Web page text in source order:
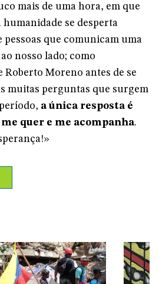
mais de uma hora, em que
humanidade se desperta
pessoas que comunicam uma
nosso lado; como
Roberto Moreno antes de se
muitas perguntas que surgem
a única resposta é
quer e me acompanha.